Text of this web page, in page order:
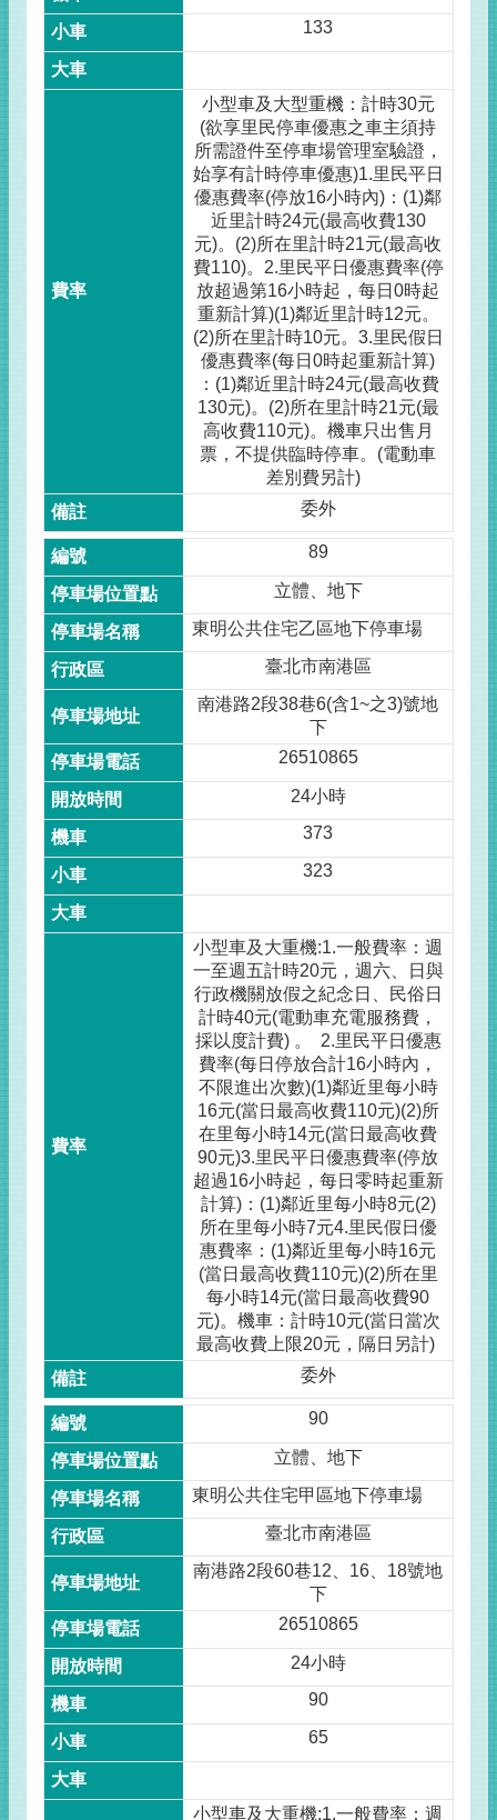
133
小型車及大型重機：計時30元
(欲享里民停車優惠之車主須持
所需證件至停車場管理室驗證，
始享有計時停車優惠)1.里民平日
優惠費率(停放16小時內)：(1)鄰
近里計時24元(最高收費130
元)。(2)所在里計時21元(最高收
費110)。2.里民平日優惠費率(停
放超過第16小時起，每日0時起
重新計算)(1)鄰近里計時12元。
(2)所在里計時10元。3.里民假日
優惠費率(每日0時起重新計算)
：(1)鄰近里計時24元(最高收費
130元)。(2)所在里計時21元(最
高收費110元)。機車只出售月
票，不提供臨時停車。(電動車
差別費另計)
委外
89
立體、地下
東明公共住宅乙區地下停車場
臺北市南港區
南港路2段38巷6(含1~之3)號地
下
26510865
24小時
373
323
小型車及大重機:1.一般費率：週
一至週五計時20元，週六、日與
行政機關放假之紀念日、民俗日
計時40元(電動車充電服務費，
採以度計費) 。 2.里民平日優惠
費率(每日停放合計16小時內，
不限進出次數)(1)鄰近里每小時
16元(當日最高收費110元)(2)所
在里每小時14元(當日最高收費
90元)3.里民平日優惠費率(停放
超過16小時起，每日零時起重新
計算)：(1)鄰近里每小時8元(2)
所在里每小時7元4.里民假日優
惠費率：(1)鄰近里每小時16元
(當日最高收費110元)(2)所在里
每小時14元(當日最高收費90
元)。機車：計時10元(當日當次
最高收費上限20元，隔日另計)
委外
90
立體、地下
東明公共住宅甲區地下停車場
臺北市南港區
南港路2段60巷12、16、18號地
下
26510865
24小時
90
65
小型車及大重機:1.一般費率：週